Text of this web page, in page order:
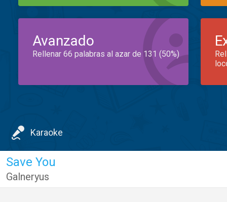
Avanzado
Rellenar 66 palabras al azar de 131 (50%)
Karaoke
Save You
Galneryus